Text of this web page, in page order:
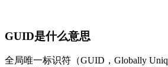
GUID是什么意思
全局唯一标识符（GUID，Globally